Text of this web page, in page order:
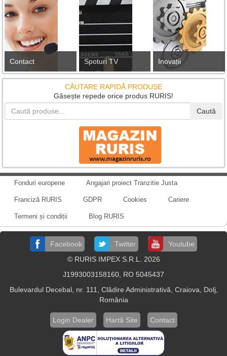
Contact Spoturi TV Inovații
CĂUTARE RAPIDĂ PRODUSE
Găsește repede orice produs RURIS!
Caută
Fonduri europene Angajari proiect Tranzitie Justa
Franciză RURIS GDPR Cookies Cariere
Termeni și condiții Blog RURIS
Facebook Twitter
Youtube
© RURIS IMPEX S.R.L. 2026
J1993003158160, RO 5045437
Bulevardul Decebal, nr. 111, Clădire Administrativă, Craiova, Dolj,
România
Login Dealer Hartă Site Contact